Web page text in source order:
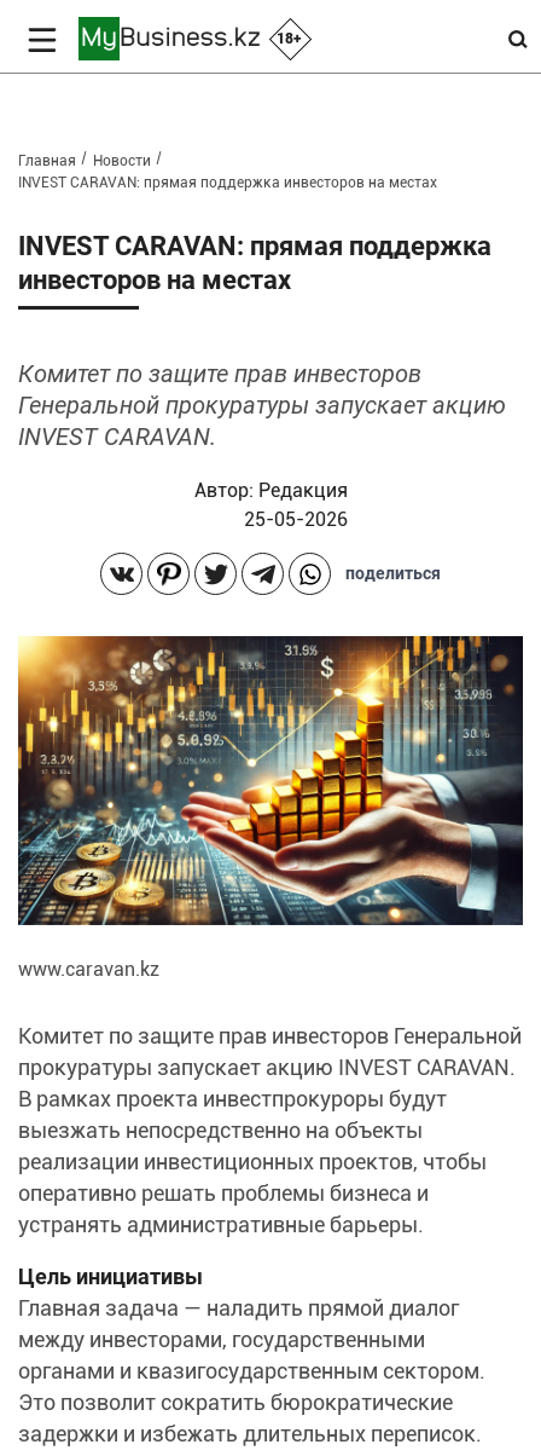
18+
Главная
Новости
INVEST CARAVAN: прямая поддержка инвесторов на местах
INVEST CARAVAN: прямая поддержка
инвесторов на местах
Комитет по защите прав инвесторов
Генеральной прокуратуры запускает акцию
INVEST CARAVAN.
поделиться
Автор: Редакция
25-05-2026
www.caravan.kz
Комитет по защите прав инвесторов Генеральной
прокуратуры запускает акцию INVEST CARAVAN.
В рамках проекта инвестпрокуроры будут
выезжать непосредственно на объекты
реализации инвестиционных проектов, чтобы
оперативно решать проблемы бизнеса и
устранять административные барьеры.
Цель инициативы
Главная задача — наладить прямой диалог
между инвесторами, государственными
органами и квазигосударственным сектором.
Это позволит сократить бюрократические
задержки и избежать длительных переписок.